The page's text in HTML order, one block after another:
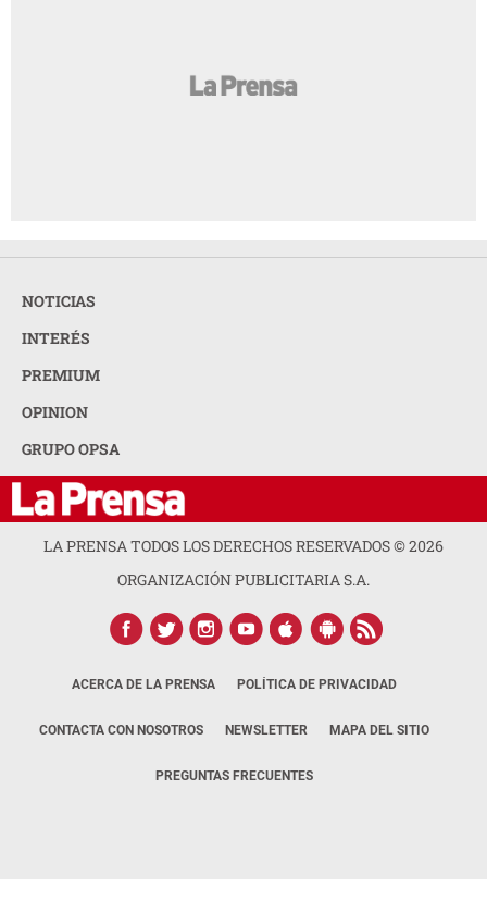
NOTICIAS
INTERÉS
PREMIUM
OPINION
GRUPO OPSA
LA PRENSA TODOS LOS DERECHOS RESERVADOS ©2026
ORGANIZACIÓN PUBLICITARIA S.A.
ACERCA DE LA PRENSA POLÍTICA DE PRIVACIDAD
CONTACTA CON NOSOTROS NEWSLETTER MAPA DEL SITIO
PREGUNTAS FRECUENTES